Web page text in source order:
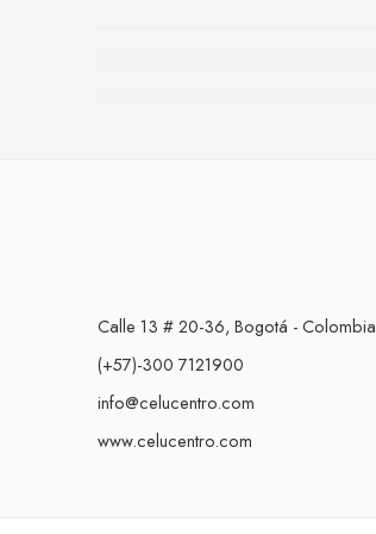
Calle 13 # 20-36, Bogotá - Colombia
(+57)-300 7121900
info@celucentro.com
www.celucentro.com